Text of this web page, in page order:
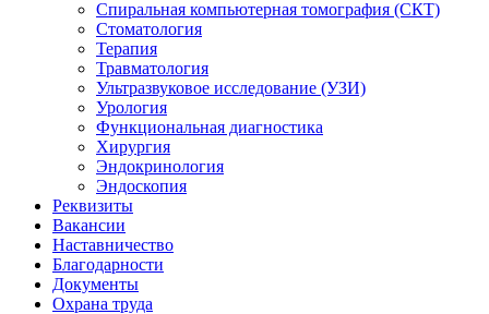
Спиральная компьютерная томография (СКТ)
Стоматология
Терапия
Травматология
Ультразвуковое исследование (УЗИ)
Урология
Функциональная диагностика
Хирургия
Эндокринология
Эндоскопия
Реквизиты
Вакансии
Наставничество
Благодарности
Документы
Охрана труда